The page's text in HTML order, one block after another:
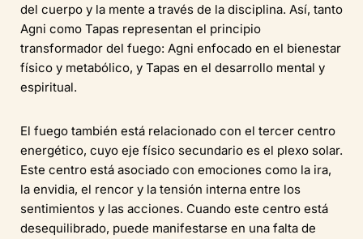
del cuerpo y la mente a través de la disciplina. Así, tanto
Agni como Tapas representan el principio
transformador del fuego: Agni enfocado en el bienestar
físico y metabólico, y Tapas en el desarrollo mental y
espiritual.
El fuego también está relacionado con el tercer centro
energético, cuyo eje físico secundario es el plexo solar.
Este centro está asociado con emociones como la ira,
la envidia, el rencor y la tensión interna entre los
sentimientos y las acciones. Cuando este centro está
desequilibrado, puede manifestarse en una falta de